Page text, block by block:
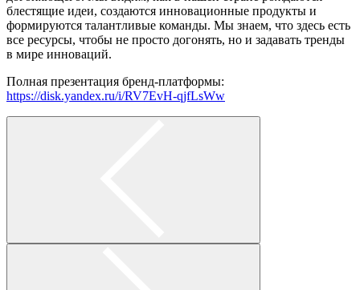
блестящие идеи, создаются инновационные продукты и
формируются талантливые команды. Мы знаем, что здесь есть
все ресурсы, чтобы не просто догонять, но и задавать тренды
в мире инноваций.
Полная презентация бренд-платформы:
https://disk.yandex.ru/i/RV7EvH-qjfLsWw